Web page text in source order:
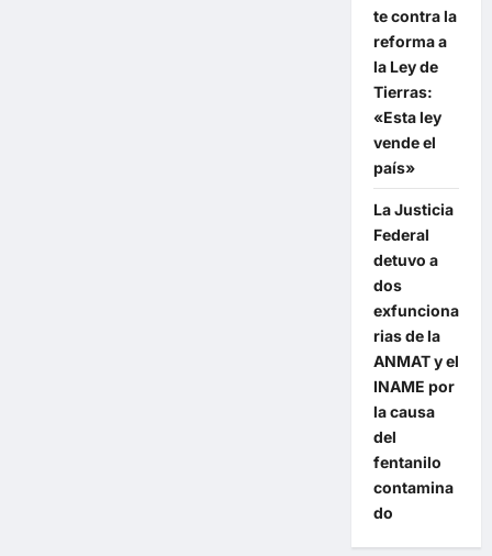
te contra la
reforma a
la Ley de
Tierras:
«Esta ley
vende el
país»
La Justicia
Federal
detuvo a
dos
exfunciona
rias de la
ANMAT y el
INAME por
la causa
del
fentanilo
contamina
do